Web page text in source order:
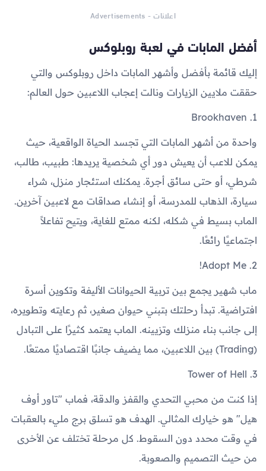
اعلانات - Advertisements
أفضل المابات في لعبة روبلوكس
إليك قائمة بأفضل وأشهر المابات داخل روبلوكس والتي
حققت ملايين الزيارات ونالت إعجاب اللاعبين حول العالم:
1. Brookhaven
واحدة من أشهر المابات التي تجسد الحياة الواقعية، حيث
يمكن للاعب أن يعيش دور أي شخصية يريدها: طبيب، طالب،
شرطي، أو حتى سائق أجرة. يمكنك استئجار منزل، شراء
سيارة، الذهاب للمدرسة، أو إنشاء صداقات مع لاعبين آخرين.
الماب بسيط في شكله، لكنه ممتع للغاية، ويتيح تفاعلاً
اجتماعيًا رائعًا.
2. Adopt Me!
ماب شهير يجمع بين تربية الحيوانات الأليفة وتكوين أسرة
افتراضية. تبدأ رحلتك بتبني حيوان صغير، ثم رعايته وتطويره،
إلى جانب بناء منزلك وتزيينه. الماب يعتمد كثيرًا على التبادل
(Trading) بين اللاعبين، مما يضيف جانبًا اقتصاديًا ممتعًا.
3. Tower of Hell
إذا كنت من محبي التحدي والقفز والدقة، فماب "تاور أوف
هيل" هو خيارك المثالي. الهدف هو تسلق برج مليء بالعقبات
في وقت محدد دون السقوط. كل مرحلة تختلف عن الأخرى
من حيث التصميم والصعوبة.